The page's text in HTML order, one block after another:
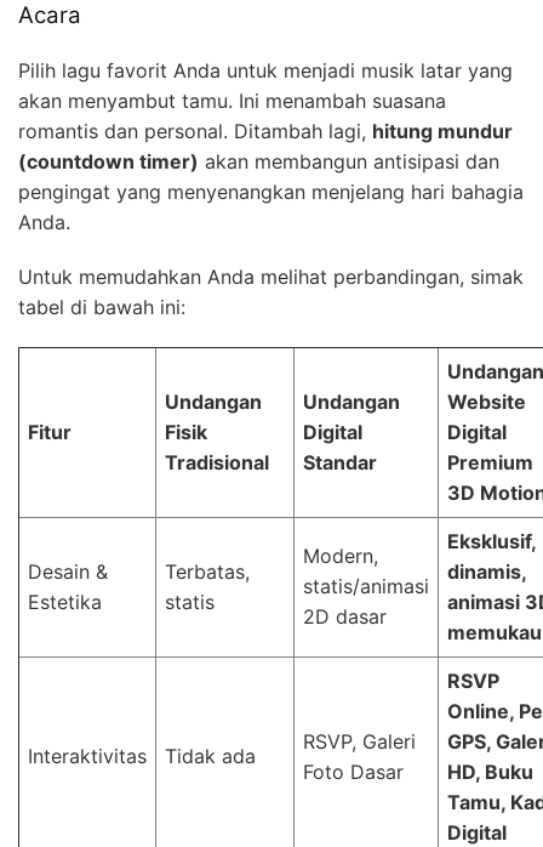
Acara
Pilih lagu favorit Anda untuk menjadi musik latar yang
akan menyambut tamu. Ini menambah suasana
romantis dan personal. Ditambah lagi, hitung mundur
(countdown timer) akan membangun antisipasi dan
pengingat yang menyenangkan menjelang hari bahagia
Anda.
Untuk memudahkan Anda melihat perbandingan, simak
tabel di bawah ini:
Fitur
Undangan
Fisik
Tradisional
Undangan
Digital
Standar
Undangan
Website
Digital
Premium
3D
Desain &
Estetika
Terbatas,
statis
Modern,
statis/animasi
2D dasar
Eksklusif,
dinamis,
animasi
memukau
Interaktivitas Tidak ada
RSVP, Galeri
Foto Dasar
RSVP
Online,
GPS,
HD, Buku
Tamu,
Digital